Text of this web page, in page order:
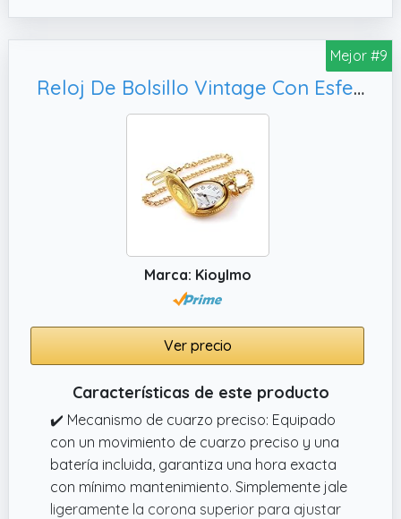
espuma gruesa para garantizar que el reloj
✔️ Movimiento de alta calidad: nuestro reloj
silenciosamente sin tictac, por lo que no
molestarán tu sueño o trabajo. La esfera del
reloj es un adhesivo ecológico.
Mejor #9
Reloj De Bolsillo Vintage Con Esfera Romana Calada Y Doble Cadena,Dorado
Marca: Kioylmo
Ver precio
Características de este producto
✔️ Mecanismo de cuarzo preciso: Equipado
con un movimiento de cuarzo preciso y una
batería incluida, garantiza una hora exacta
con mínimo mantenimiento. Simplemente jale
ligeramente la corona superior para ajustar